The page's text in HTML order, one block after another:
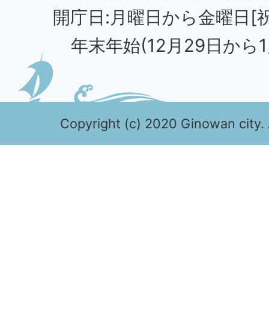
開庁日:月曜日から金曜日[
年末年始(12月29日から
Copyright (c) 2020 Ginowan city.